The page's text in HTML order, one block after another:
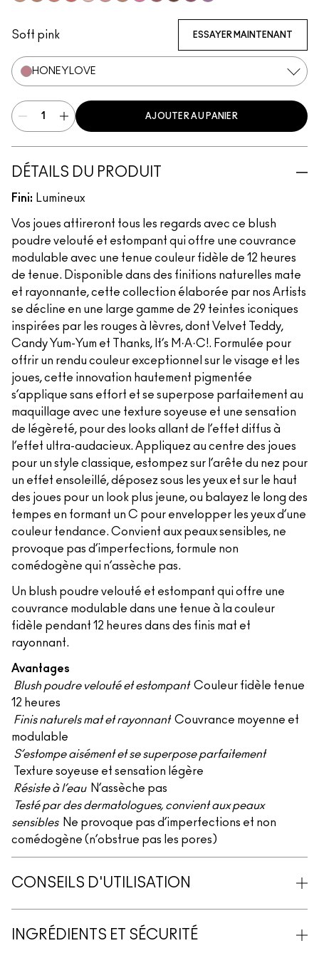
Soft pink ESSAYER MAINTENANT
HONEYLOVE
AJOUTER AU PANIER
DÉTAILS DU PRODUIT
Fini: Lumineux
Vos joues attireront tous les regards avec ce blush
poudre velouté et estompant qui offre une couvrance
modulable avec une tenue couleur fidèle de 12 heures
de tenue. Disponible dans des finitions naturelles mate
et rayonnante, cette collection élaborée par nos Artists
se décline en une large gamme de 29 teintes iconiques
inspirées par les rouges à lèvres, dont Velvet Teddy,
Candy Yum-Yum et Thanks, It’s M·A·C!. Formulée pour
offrir un rendu couleur exceptionnel sur le visage et les
joues, cette innovation hautement pigmentée
s’applique sans effort et se superpose parfaitement au
maquillage avec une texture soyeuse et une sensation
de légèreté, pour des looks allant de l’effet diffus à
l’effet ultra-audacieux. Appliquez au centre des joues
pour un style classique, estompez sur l’arête du nez pour
un effet ensoleillé, déposez sous les yeux et sur le haut
des joues pour un look plus jeune, ou balayez le long des
tempes en formant un C pour envelopper les yeux d’une
couleur tendance. Convient aux peaux sensibles, ne
provoque pas d’imperfections, formule non
comédogène qui n’assèche pas.
Un blush poudre velouté et estompant qui offre une
couvrance modulable dans une tenue à la couleur
fidèle pendant 12 heures dans des finis mat et
rayonnant.
Avantages
Blush poudre velouté et estompant Couleur fidèle tenue
12 heures
Finis naturels mat et rayonnant Couvrance moyenne et
modulable
S’estompe aisément et se superpose parfaitement
Texture soyeuse et sensation légère
Résiste à l’eau N’assèche pas
Testé par des dermatologues, convient aux peaux
sensibles Ne provoque pas d’imperfections et non
comédogène (n’obstrue pas les pores)
CONSEILS D'UTILISATION
INGRÉDIENTS ET SÉCURITÉ